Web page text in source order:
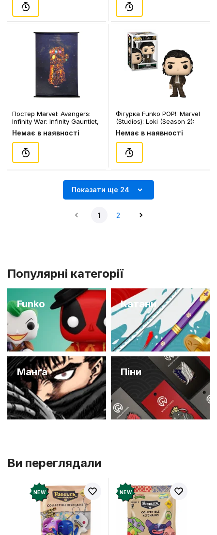
Постер Marvel: Avangers:
Infinity War: Infinity Gauntlet,
(400440)
Немає в наявності
Фігурка Funko POP!: Marvel
(Studios): Loki (Season 2):
Loki, (72169)
Немає в наявності
Показати ще 24
1 2
Популярні категорії
Funko Катани
Манґа Піни
Ви переглядали
NEW NEW